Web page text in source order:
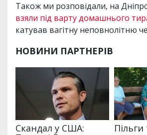
Також ми розповідали, на
взяли під варту домашнього
катував вагітну неповнолітню